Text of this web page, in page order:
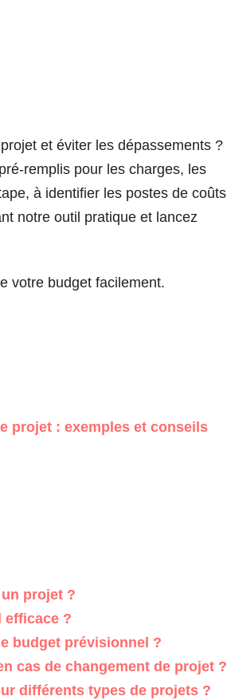
et éviter les dépassements ?
remplis pour les charges, les
à identifier les postes de coûts
notre outil pratique et lancez
votre budget facilement.
projet : exemples et conseils
projet ?
efficace ?
budget prévisionnel ?
cas de changement de projet ?
différents types de projets ?